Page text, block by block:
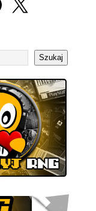
Szukaj